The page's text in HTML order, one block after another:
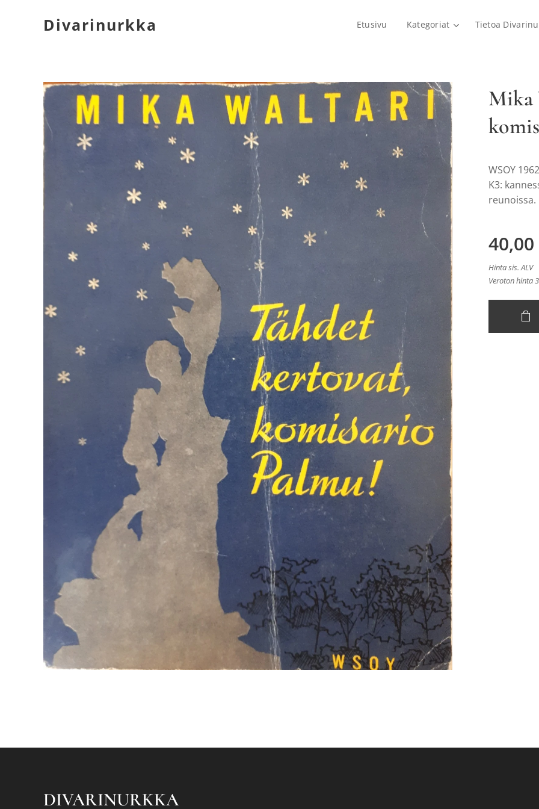
Divarinurkka Etusivu Kategoriat Tietoa
Mika
WSOY
K3:
40,00
Hinta sis. ALV
Veroton hinta
DIVARINURKKA